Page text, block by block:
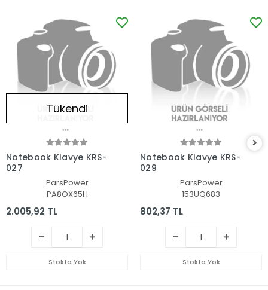
Tükendi
Notebook Klavye KRS-
027
ParsPower
PA8OX65H
2.005,92 TL
Stokta Yok
Notebook Klavye KRS-
029
ParsPower
153UQ683
802,37 TL
Stokta Yok